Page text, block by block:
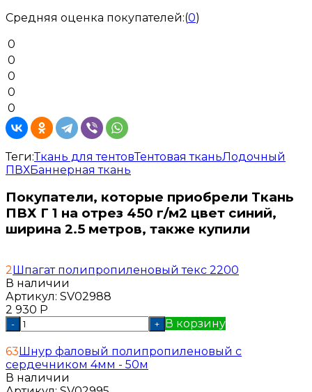
Средняя оценка покупателей:(0)
0
0
0
0
0
Теги:Ткань для тентовТентовая тканьЛодочный
ПВХБаннерная ткань
Покупатели, которые приобрели Ткань
ПВХ Г 1 на отрез 450 г/м2 цвет синий,
ширина 2.5 метров, также купили
2Шпагат полипропиленовый текс 2200
В наличии
Артикул: SV02988
2 930 Р
- + В корзину
63Шнур фаловый полипропиленовый с
сердечником 4мм - 50м
В наличии